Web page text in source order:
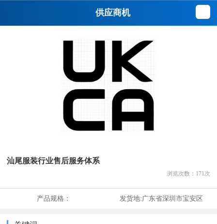
供应商机
汕尾服装行业售后服务体系
浏览次数： 171 次
产品规格： 发货地:广东省深圳市宝安区